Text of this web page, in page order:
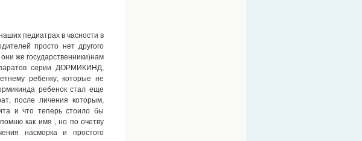
педиатрах в часности в
просто нет другого
же государственники)нам
серии ДОРМИКИНД,
ребенку, которые не
ребенок стал еще
после личения которым,
и что теперь стоило бы
как имя , но по очетву
насморка и простого